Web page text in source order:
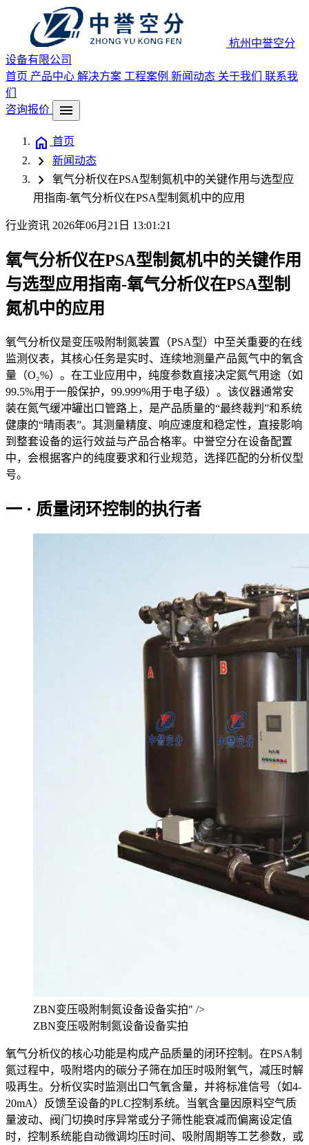
杭州中誉空分
设备有限公司
首页 产品中心 解决方案 工程案例 新闻动态 关于我们 联系我
们
咨询报价
menu
home 首页
chevron_right 新闻动态
chevron_right
氧气分析仪在PSA型制氮机中的关键作用与选型应
用指南-氧气分析仪在PSA型制氮机中的应用
行业资讯 2026年06月21日 13:01:21
氧气分析仪在PSA型制氮机中的关键作用
与选型应用指南-氧气分析仪在PSA型制
氮机中的应用
氧气分析仪是变压吸附制氮装置（PSA型）中至关重要的在线
监测仪表，其核心任务是实时、连续地测量产品氮气中的氧含
量（O₂%）。在工业应用中，纯度参数直接决定氮气用途（如
99.5%用于一般保护，99.999%用于电子级）。该仪器通常安
装在氮气缓冲罐出口管路上，是产品质量的“最终裁判”和系统
健康的“晴雨表”。其测量精度、响应速度和稳定性，直接影响
到整套设备的运行效益与产品合格率。中誉空分在设备配置
中，会根据客户的纯度要求和行业规范，选择匹配的分析仪型
号。
一 · 质量闭环控制的执行者
ZBN变压吸附制氮设备设备实拍" />
ZBN变压吸附制氮设备设备实拍
氧气分析仪的核心功能是构成产品质量的闭环控制。在PSA制
氮过程中，吸附塔内的碳分子筛在加压时吸附氧气，减压时解
吸再生。分析仪实时监测出口气氧含量，并将标准信号（如4-
20mA）反馈至设备的PLC控制系统。当氧含量因原料空气质
量波动、阀门切换时序异常或分子筛性能衰减而偏离设定值
时，控制系统能自动微调均压时间、吸附周期等工艺参数，或